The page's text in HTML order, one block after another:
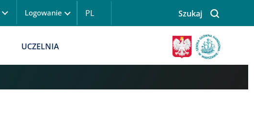
Menu logowanie
Logowanie PL
Szukaj
UCZELNIA
Obraz